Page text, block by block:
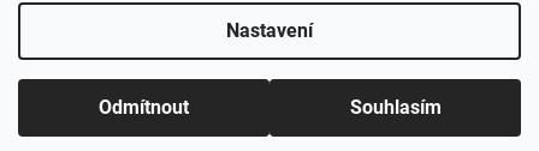
Nastavení
Odmítnout Souhlasím
Sledovat na Instagramu
Vytvořil Shoptet
Copyright 2026Pulsmetry.cz. Všechna práva vyhrazena.